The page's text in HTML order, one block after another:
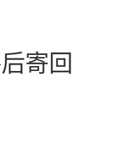
寄回